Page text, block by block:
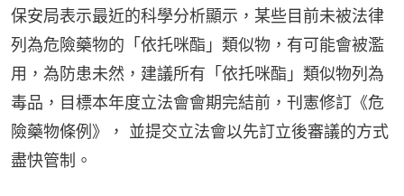
保安局表示最近的科學分析顯示，某些目前未被法律
列為危險藥物的「依托咪酯」類似物，有可能會被濫
用，為防患未然，建議所有「依托咪酯」類似物列為
毒品，目標本年度立法會會期完結前，刊憲修訂《危
險藥物條例》， 並提交立法會以先訂立後審議的方式
盡快管制。